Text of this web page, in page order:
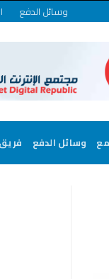
وسائل الدفع
وسائل الدفع